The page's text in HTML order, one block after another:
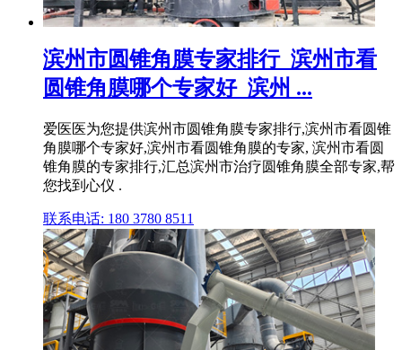
滨州市圆锥角膜专家排行_滨州市看
圆锥角膜哪个专家好_滨州 ...
爱医医为您提供滨州市圆锥角膜专家排行,滨州市看圆锥
角膜哪个专家好,滨州市看圆锥角膜的专家, 滨州市看圆
锥角膜的专家排行,汇总滨州市治疗圆锥角膜全部专家,帮
您找到心仪 .
联系电话: 180 3780 8511